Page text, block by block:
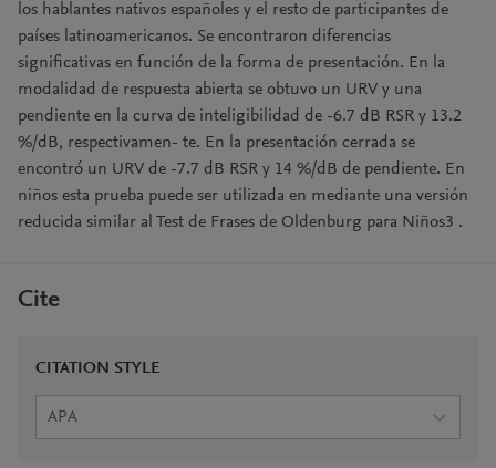
los hablantes nativos españoles y el resto de participantes de
países latinoamericanos. Se encontraron diferencias
significativas en función de la forma de presentación. En la
modalidad de respuesta abierta se obtuvo un URV y una
pendiente en la curva de inteligibilidad de -6.7 dB RSR y 13.2
%/dB, respectivamen- te. En la presentación cerrada se
encontró un URV de -7.7 dB RSR y 14 %/dB de pendiente. En
niños esta prueba puede ser utilizada en mediante una versión
reducida similar al Test de Frases de Oldenburg para Niños3 .
Cite
CITATION STYLE
APA